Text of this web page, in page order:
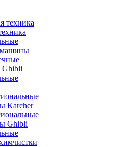
машины
Karcher
Ghibli